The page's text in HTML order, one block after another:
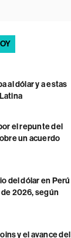
al dólar y a estas
el repunte del
un acuerdo
del dólar en Perú
2026, según
y el avance del